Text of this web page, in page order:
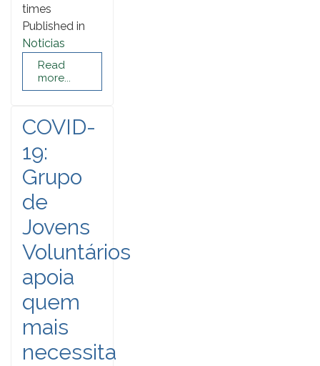
times
Published in
Noticias
Read
more...
COVID-
19:
Grupo
de
Jovens
Voluntários
apoia
quem
mais
necessita